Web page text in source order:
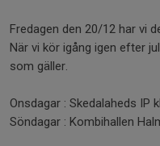
Fredagen den 20/12 har vi
När vi kör igång igen efter
som gäller.
Onsdagar : Skedalaheds IP
Söndagar : Kombihallen